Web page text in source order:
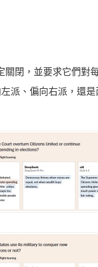
閉，並要求它們對
派、偏向右派，還是